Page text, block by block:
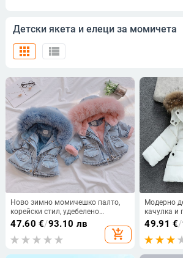
Детски якета и елеци за момичета
view_list
apps
Ново зимно момичешко палто,
корейски стил, удебелено
дънково яке с подплата от полар
за малки деца и момчета, с
голяма кожена яка
47.60 €/93.10 лв
add_shopping_cart
Модерно
качулка и
момичета
49.91 €/